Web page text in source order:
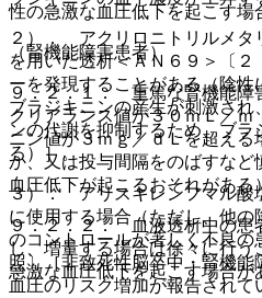
２）． アクリロニトリルメタ
を用いた透析＜ＡＮ６９＞〔
ーを発現することがある（陰性
ブラジキニンの産生が刺激さ
ンの代謝を抑制するため、ブ
る）］。
３）． アリスキレンフマル酸
に使用する場合（ただし、他
のコントロールが著しく不良の
照〕［非致死性脳卒中・腎機
血圧のリスク増加が報告されて
性の急激な血圧低下を起こす場
（腎機能障害患者）
９．２．１． 重篤な腎機能障
クリアランス値が３０ｍＬ／
ニン値が３ｍｇ／ｄＬを超え
か、又は投与間隔をのばすな
血圧低下が起こるおそれがある
９．２．２． 血液透析中の患
し、増量する場合は徐々に行
急激な血圧低下を起こす場合が